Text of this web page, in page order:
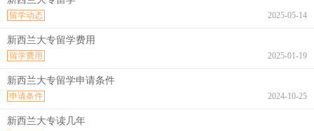
2025-05-14
留学动态
新西兰大专留学费用
2025-01-19
留学费用
新西兰大专留学申请条件
2024-10-25
申请条件
新西兰大专读几年